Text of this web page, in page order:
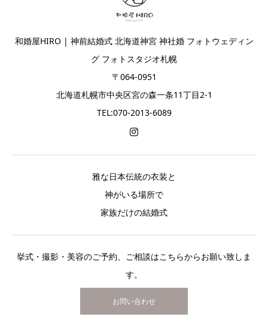
和婚屋HIRO | 神前結婚式 北海道神宮 神社婚 フォトウェディン
グ フォトスタジオ札幌
〒064-0951
北海道札幌市中央区宮の森一条11丁目2-1
TEL:070-2013-6089
雅な日本伝統の衣装と
神がいる場所で
家族だけの結婚式
挙式・撮影・美容のご予約、ご相談はこちらからお願い致しま
す。
お問い合わせ